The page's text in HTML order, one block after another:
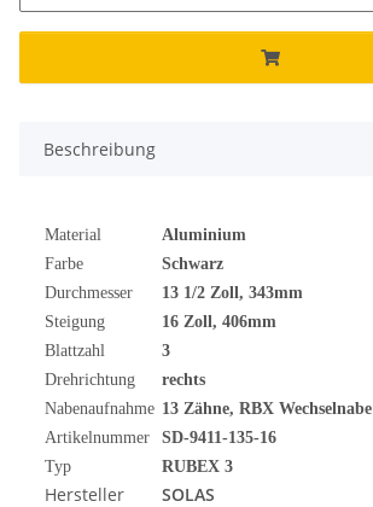
Beschreibung
Material
Aluminium
Farbe
Schwarz
Durchmesser
13 1/2 Zoll, 343mm
Steigung
16 Zoll, 406mm
Blattzahl
3
Drehrichtung
rechts
Nabenaufnahme 13 Zähne, RBX Wechselnabe
Artikelnummer
SD-9411-135-16
Typ
RUBEX 3
Hersteller SOLAS